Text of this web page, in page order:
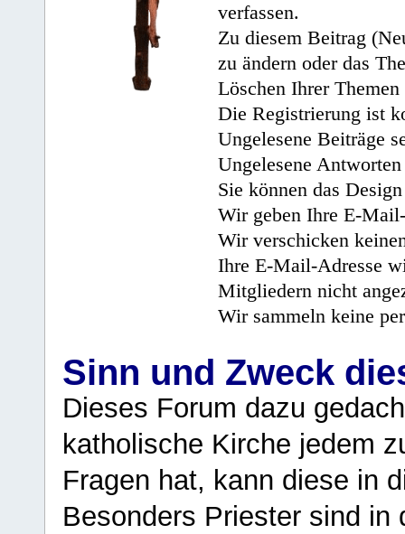
verfassen.
Zu diesem Beitrag
zu ändern oder das
Löschen Ihrer
Die Registrierung ist
Ungelesene Beiträge
Ungelesene
Sie können das
Wir geben Ihre E-
Wir verschicken
Ihre E-Mail-Adresse
Mitgliedern nicht
Wir sammeln keine
Sinn und Zweck
Dieses Forum dazu
katholische Kirche jedem
Fragen hat, kann diese in
Besonders Priester sind in